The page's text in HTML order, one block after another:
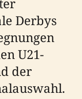
Derbys
U21-
der